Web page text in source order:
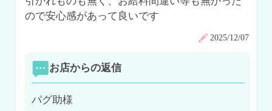
ので安心感があって良いです
2025/12/07
お店からの返信
パグ助様